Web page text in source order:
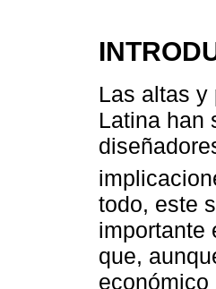
Las altas y
Latina han
todo, este
importante
que,
económico